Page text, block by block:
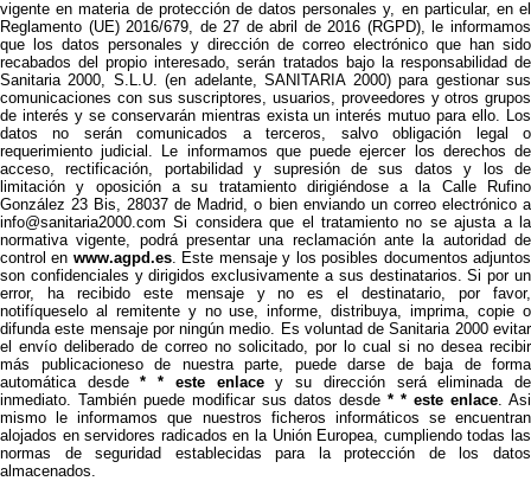
vigente en materia de protección de datos personales y, en particular, en el
Reglamento (UE) 2016/679, de 27 de abril de 2016 (RGPD), le informamos
que los datos personales y dirección de correo electrónico que han sido
recabados del propio interesado, serán tratados bajo la responsabilidad de
Sanitaria 2000, S.L.U. (en adelante, SANITARIA 2000) para gestionar sus
comunicaciones con sus suscriptores, usuarios, proveedores y otros grupos
de interés y se conservarán mientras exista un interés mutuo para ello. Los
datos no serán comunicados a terceros, salvo obligación legal o
requerimiento judicial. Le informamos que puede ejercer los derechos de
acceso, rectificación, portabilidad y supresión de sus datos y los de
limitación y oposición a su tratamiento dirigiéndose a la Calle Rufino
González 23 Bis, 28037 de Madrid, o bien enviando un correo electrónico a
info@sanitaria2000.com Si considera que el tratamiento no se ajusta a la
normativa vigente, podrá presentar una reclamación ante la autoridad de
control en www.agpd.es. Este mensaje y los posibles documentos adjuntos
son confidenciales y dirigidos exclusivamente a sus destinatarios. Si por un
error, ha recibido este mensaje y no es el destinatario, por favor,
notifíqueselo al remitente y no use, informe, distribuya, imprima, copie o
difunda este mensaje por ningún medio. Es voluntad de Sanitaria 2000 evitar
el envío deliberado de correo no solicitado, por lo cual si no desea recibir
más publicacioneso de nuestra parte, puede darse de baja de forma
automática desde* * este enlacey su dirección será eliminada de
inmediato. También puede modificar sus datos desde * * este enlace . Asi
mismo le informamos que nuestros ficheros informáticos se encuentran
alojados en servidores radicados en la Unión Europea, cumpliendo todas las
normas de seguridad establecidas para la protección de los datos
almacenados.